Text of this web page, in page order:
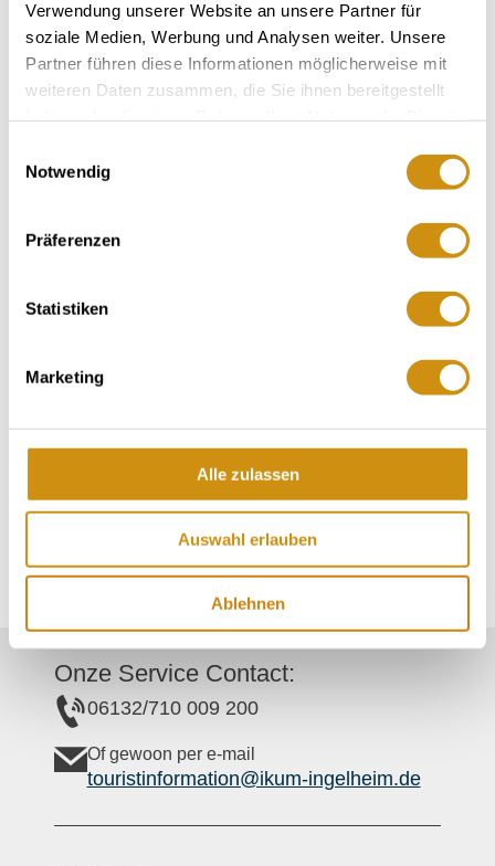
Verwendung unserer Website an unsere Partner für
soziale Medien, Werbung und Analysen weiter. Unsere
Partner führen diese Informationen möglicherweise mit
weiteren Daten zusammen, die Sie ihnen bereitgestellt
Notwendig
Präferenzen
Statistiken
Marketing
Alle zulassen
Auswahl erlauben
Ablehnen
Contactgegevens:
Mainzer Straße 50
Tel:(0049) 6732 5055
E-Mail:kerstin.walldorf-dexheimer@kwb-
Internet:http://www.pfaffenhof.de
Onze Service Contact:
06132/710 009 200
Of gewoon per e-mail
touristinformation@ikum-ingelheim.de